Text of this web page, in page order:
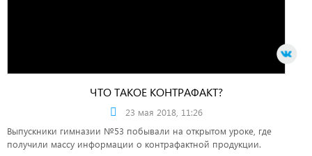
ЧТО ТАКОЕ КОНТРАФАКТ?
23 мая 2018, 11:26
Выпускники гимназии №53 побывали на открытом уроке, где
получили массу информации о контрафактной продукции.